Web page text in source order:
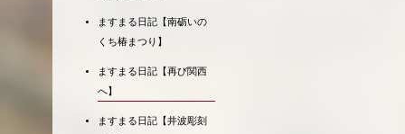
ますまる日記【南砺いの
くち椿まつり】
ますまる日記【再び関西
へ】
ますまる日記【井波彫刻